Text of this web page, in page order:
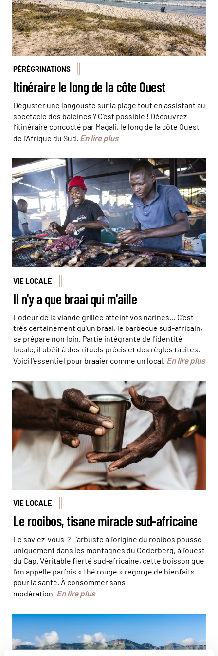
PÉRÉGRINATIONS
Itinéraire le long de la côte Ouest
Déguster une langouste sur la plage tout en assistant au
spectacle des baleines ? C’est possible ! Découvrez
l’itinéraire concocté par Magali, le long de la côte Ouest
de l'Afrique du Sud. En lire plus
© Simon Lambert/Haytham/Réa
VIE LOCALE
Il n'y a que braai qui m'aille
L’odeur de la viande grillée atteint vos narines… C’est
très certainement qu’un braai, le barbecue sud-africain,
se prépare non loin. Partie intégrante de l'identité
locale, il obéit à des rituels précis et des règles tacites.
Voici l'essentiel pour braaier comme un local. En lire plus
© Blend Images/Hemis
VIE LOCALE
Le rooibos, tisane miracle sud-africaine
Le saviez-vous ? L'arbuste à l'origine du rooibos pousse
uniquement dans les montagnes du Cederberg, à l'ouest
du Cap. Véritable fierté sud-africaine, cette boisson que
l'on appelle parfois « thé rouge » regorge de bienfaits
pour la santé. À consommer sans
modération. En lire plus
Le Drakensberg forme une frontière naturelle entre
l’Afrique du Sud et le Lesotho © Fezekile
Futhwa/fotolia.com